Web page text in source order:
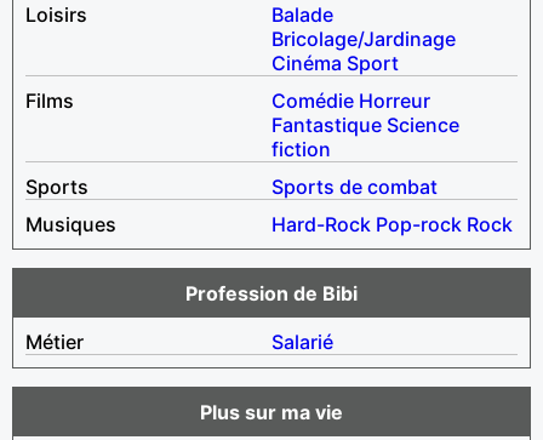
Loisirs
Balade
Bricolage/Jardinage
Cinéma Sport
Films
Comédie Horreur
Fantastique Science
fiction
Sports
Sports de combat
Musiques
Hard-Rock Pop-rock Rock
Profession de Bibi
Métier
Salarié
Plus sur ma vie